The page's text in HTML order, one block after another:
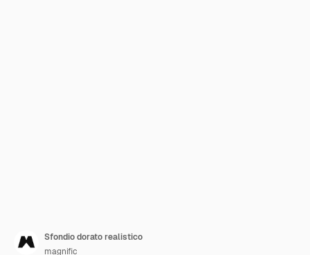
Sfondio dorato realistico
magnific